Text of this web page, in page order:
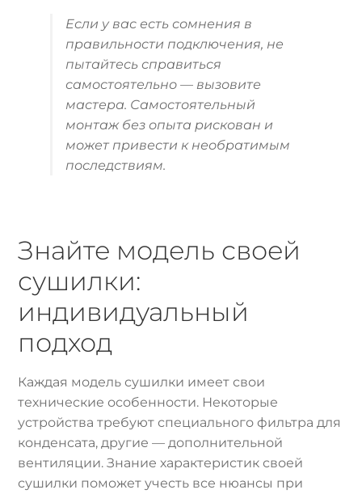
Если у вас есть сомнения в
правильности подключения, не
пытайтесь справиться
самостоятельно — вызовите
мастера. Самостоятельный
монтаж без опыта рискован и
может привести к необратимым
последствиям.
Знайте модель своей
сушилки:
индивидуальный
подход
Каждая модель сушилки имеет свои
технические особенности. Некоторые
устройства требуют специального фильтра для
конденсата, другие — дополнительной
вентиляции. Знание характеристик своей
сушилки поможет учесть все нюансы при